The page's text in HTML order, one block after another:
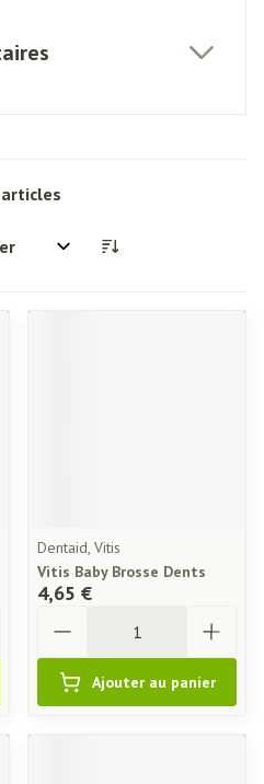
articles
Dentaid, Vitis
Vitis Baby Brosse Dents
4,65 €
Ajouter au panier